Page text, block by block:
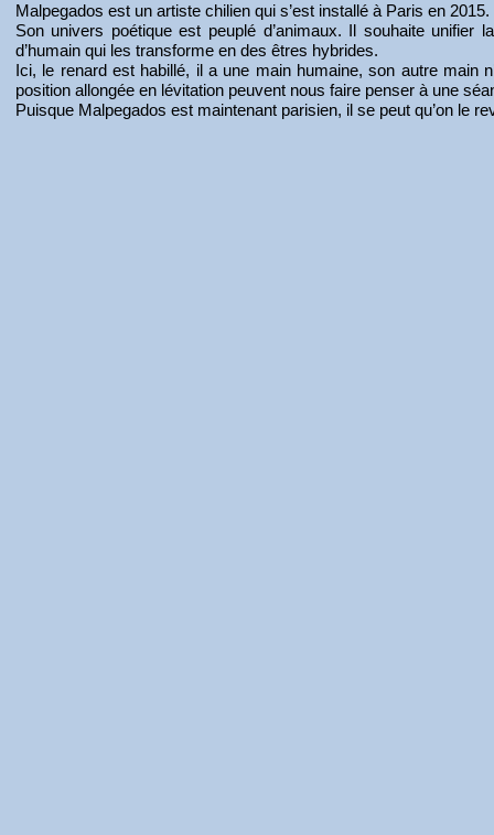
Malpegados est un artiste chilien qui s’est installé à Paris en 2015.
Son univers poétique est peuplé d’animaux. Il souhaite unifier
d’humain qui les transforme en des êtres hybrides.
Ici, le renard est habillé, il a une main humaine, son autre main
position allongée en lévitation peuvent nous faire penser à une
Puisque Malpegados est maintenant parisien, il se peut qu’on le